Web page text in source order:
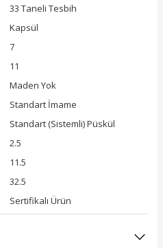
33 Taneli Tesbih
Kapsül
7
11
Maden Yok
Standart İmame
Standart (Sistemli) Püskül
2.5
11.5
32.5
Sertifikalı Ürün